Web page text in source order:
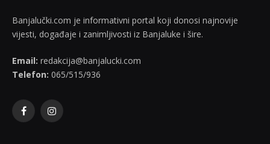
Banjalučki.com je informativni portal koji donosi najnovije
vijesti, događaje i zanimljivosti iz Banjaluke i šire.
Email: redakcija@banjalucki.com
Telefon: 065/515/936
FacebookInstagram